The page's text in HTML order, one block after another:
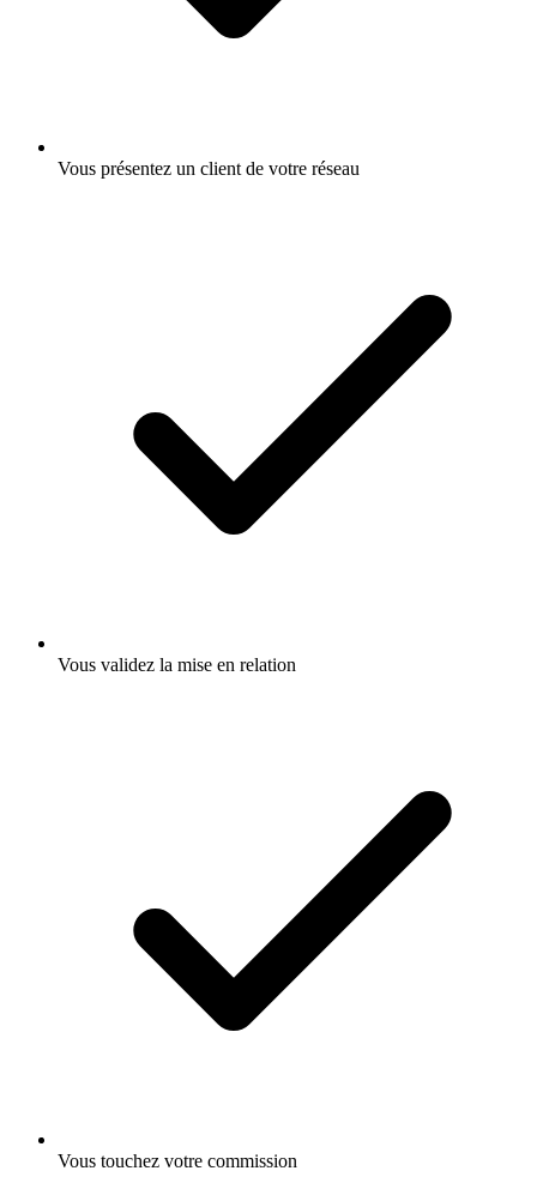
Vous présentez un client de votre réseau
Vous validez la mise en relation
Vous touchez votre commission